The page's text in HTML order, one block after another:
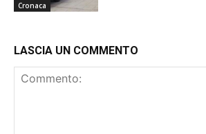
Cronaca
LASCIA UN COMMENTO